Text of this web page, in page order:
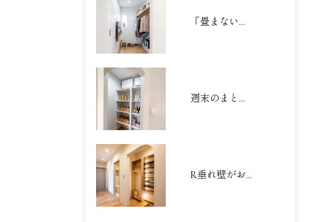
「畳まない収納」で家事を劇的時短！家族の衣類がまるごと収まるファミリークローゼット
週末のまとめ買いもスッキリ収まる大容量パントリー
R垂れ壁がおしゃれなシューズクローク